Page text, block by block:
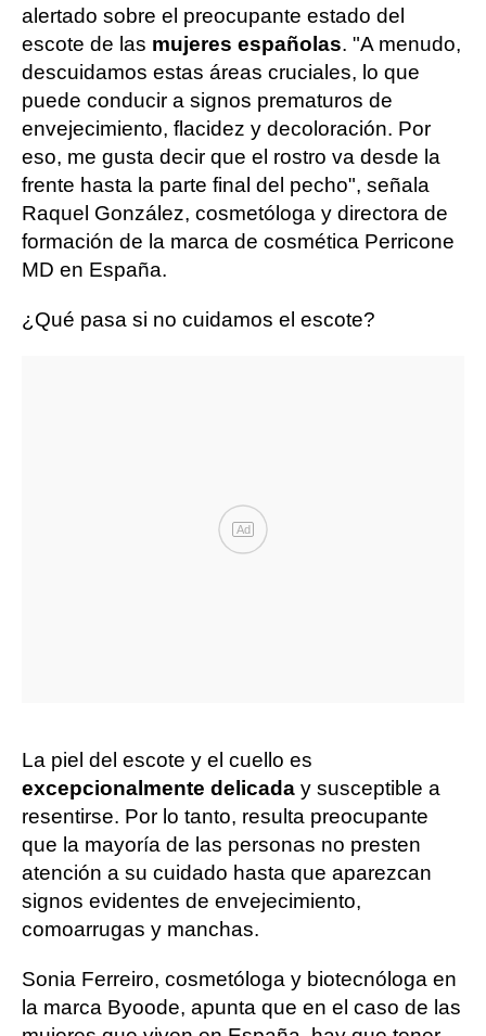
alertado sobre el preocupante estado del
escote de las mujeres españolas. "A menudo,
descuidamos estas áreas cruciales, lo que
puede conducir a signos prematuros de
envejecimiento, flacidez y decoloración. Por
eso, me gusta decir que el rostro va desde la
frente hasta la parte final del pecho", señala
Raquel González, cosmetóloga y directora de
formación de la marca de cosmética Perricone
MD en España.
¿Qué pasa si no cuidamos el escote?
Ad
La piel del escote y el cuello es
excepcionalmente delicada y susceptible a
resentirse. Por lo tanto, resulta preocupante
que la mayoría de las personas no presten
atención a su cuidado hasta que aparezcan
signos evidentes de envejecimiento,
comoarrugas y manchas.
Sonia Ferreiro, cosmetóloga y biotecnóloga en
la marca Byoode, apunta que en el caso de las